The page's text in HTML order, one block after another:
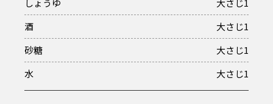
酒
大さじ1
砂糖
大さじ1
水
大さじ1